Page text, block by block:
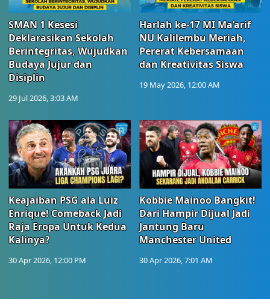
SMAN 1 Kesesi
Deklarasikan Sekolah
Berintegritas, Wujudkan
Budaya Jujur dan
Disiplin
29 Jul 2026, 3:03 AM
Harlah ke-17 MI Ma’arif
NU Kalilembu Meriah,
Pererat Kebersamaan
dan Kreativitas Siswa
19 May 2026, 12:00 AM
Keajaiban PSG ala Luiz
Enrique! Comeback Jadi
Raja Eropa Untuk Kedua
Kalinya?
30 Apr 2026, 12:00 PM
Kobbie Mainoo Bangkit!
Dari Hampir Dijual Jadi
Jantung Baru
Manchester United
30 Apr 2026, 7:01 AM